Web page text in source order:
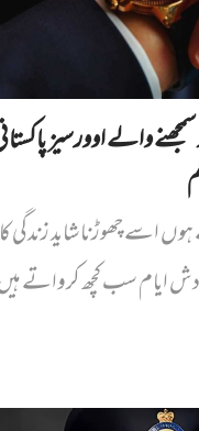
والے اوورسیز
اسے چھوڑنا شاید زندگی
ایام سب کچھ کرواتے